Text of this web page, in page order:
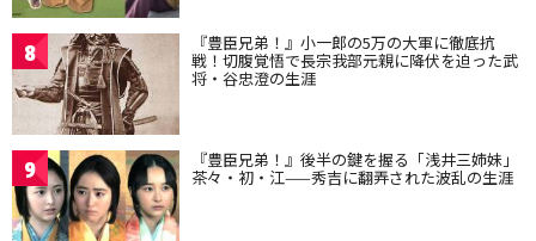
8 『豊臣兄弟！』小一郎の5万の大軍に徹底抗
戦！切腹覚悟で長宗我部元親に降伏を迫った武
将・谷忠澄の生涯
9 『豊臣兄弟！』後半の鍵を握る「浅井三姉妹」
茶々・初・江——秀吉に翻弄された波乱の生涯